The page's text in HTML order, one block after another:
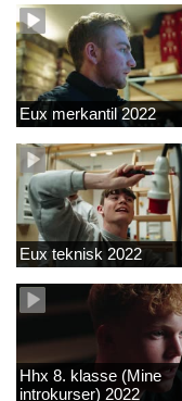
Eux merkantil 2022
Eux teknisk 2022
Hhx 8. klasse (Mine
introkurser) 2022